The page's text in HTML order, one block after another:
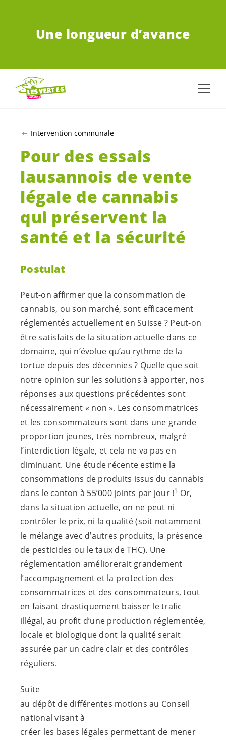
Une longueur d’avance
Intervention communale
Pour des essais
lausannois de vente
légale de cannabis
qui préservent la
santé et la sécurité
Postulat
Peut-on affirmer que la consommation de
cannabis, ou son marché, sont efficacement
réglementés actuellement en Suisse ? Peut-on
être satisfaits de la situation actuelle dans ce
domaine, qui n’évolue qu’au rythme de la
tortue depuis des décennies ? Quelle que soit
notre opinion sur les solutions à apporter, nos
réponses aux questions précédentes sont
nécessairement « non ». Les consommatrices
et les consommateurs sont dans une grande
proportion jeunes, très nombreux, malgré
l’interdiction légale, et cela ne va pas en
diminuant. Une étude récente estime la
consommations de produits issus du cannabis
dans le canton à 55’000 joints par jour !1 Or,
dans la situation actuelle, on ne peut ni
contrôler le prix, ni la qualité (soit notamment
le mélange avec d’autres produits, la présence
de pesticides ou le taux de THC). Une
réglementation améliorerait grandement
l’accompagnement et la protection des
consommatrices et des consommateurs, tout
en faisant drastiquement baisser le trafic
illégal, au profit d’une production réglementée,
locale et biologique dont la qualité serait
assurée par un cadre clair et des contrôles
réguliers.
Suite
au dépôt de différentes motions au Conseil
national visant à
créer les bases légales permettant de mener